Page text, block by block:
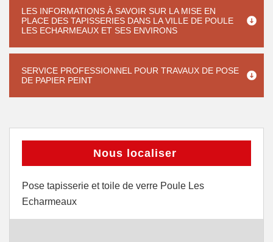
LES INFORMATIONS À SAVOIR SUR LA MISE EN
PLACE DES TAPISSERIES DANS LA VILLE DE POULE
LES ECHARMEAUX ET SES ENVIRONS
SERVICE PROFESSIONNEL POUR TRAVAUX DE POSE
DE PAPIER PEINT
Nous localiser
Pose tapisserie et toile de verre Poule Les
Echarmeaux